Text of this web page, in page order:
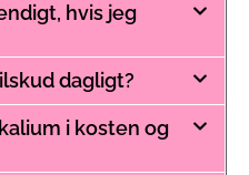
hvis jeg
dagligt?
i kosten og